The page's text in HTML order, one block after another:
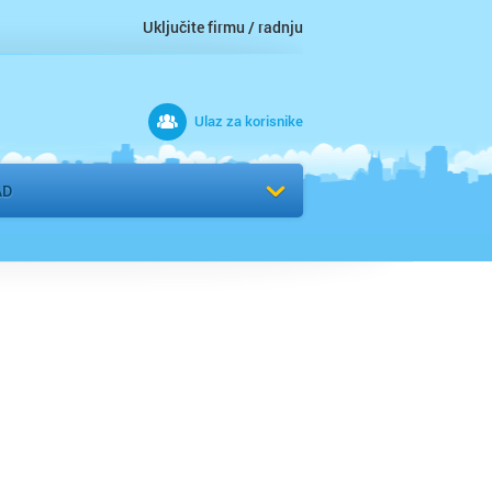
Uključite firmu / radnju
Ulaz za korisnike